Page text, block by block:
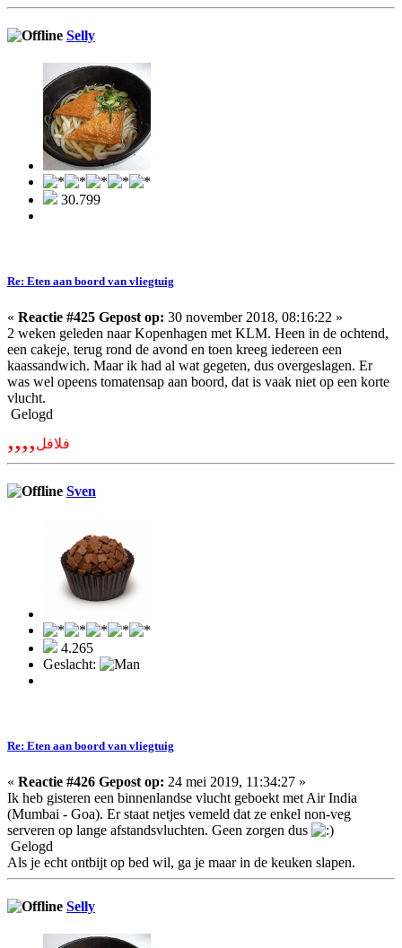
Selly
30.799
Re: Eten aan boord van vliegtuig
« Reactie #425 Gepost op: 30 november 2018, 08:16:22 »
2 weken geleden naar Kopenhagen met KLM. Heen in de ochtend,
een cakeje, terug rond de avond en toen kreeg iedereen een
kaassandwich. Maar ik had al wat gegeten, dus overgeslagen. Er
was wel opeens tomatensap aan boord, dat is vaak niet op een korte
vlucht.
Gelogd
,,,,فلافل
Sven
4.265
Geslacht:
Re: Eten aan boord van vliegtuig
« Reactie #426 Gepost op: 24 mei 2019, 11:34:27 »
Ik heb gisteren een binnenlandse vlucht geboekt met Air India
(Mumbai - Goa). Er staat netjes vemeld dat ze enkel non-veg
serveren op lange afstandsvluchten. Geen zorgen dus
Gelogd
Als je echt ontbijt op bed wil, ga je maar in de keuken slapen.
Selly